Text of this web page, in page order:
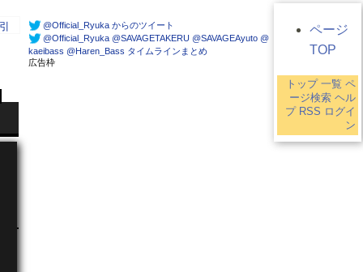
@Official_Ryuka からのツイート
@Official_Ryuka @SAVAGETAKERU @SAVAGEAyuto @
kaeibass @Haren_Bass タイムラインまとめ
広告枠
ページ
TOP
トップ 一覧 ペ
ージ検索 ヘル
プ RSS ログイ
ン